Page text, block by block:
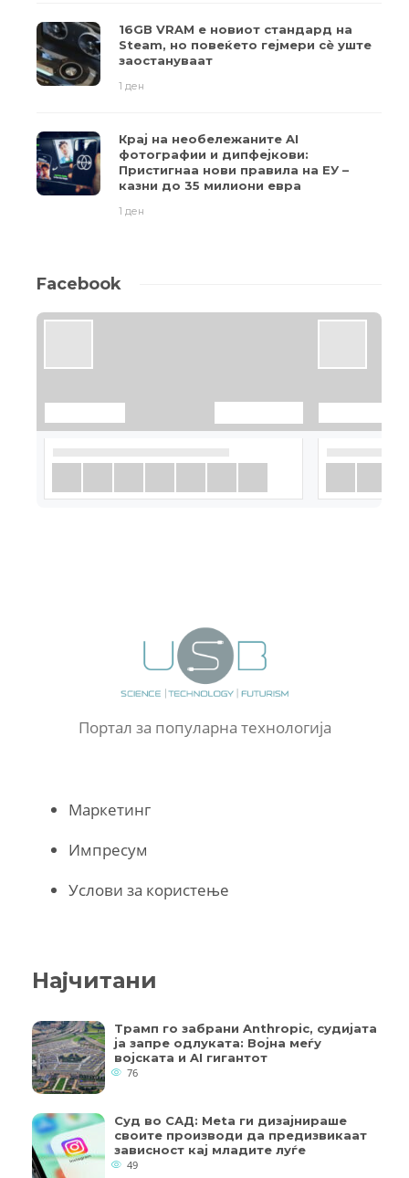
16GB VRAM е новиот стандард на
Steam, но повеќето гејмери ​​сè уште
заостануваат
1 ден
Крај на необележаните AI
фотографии и дипфејкови:
Пристигнаа нови правила на ЕУ –
казни до 35 милиони евра
1 ден
Facebook
Портал за популарна технологија
Маркетинг
Импресум
Услови за користење
Најчитани
Трамп го забрани Anthropic, судијата
ја запре одлуката: Војна меѓу
војската и AI гигантот
76
Суд во САД: Meta ги дизајнираше
своите производи да предизвикаат
зависност кај младите луѓе
49